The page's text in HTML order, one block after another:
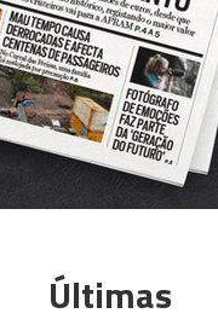
Últimas